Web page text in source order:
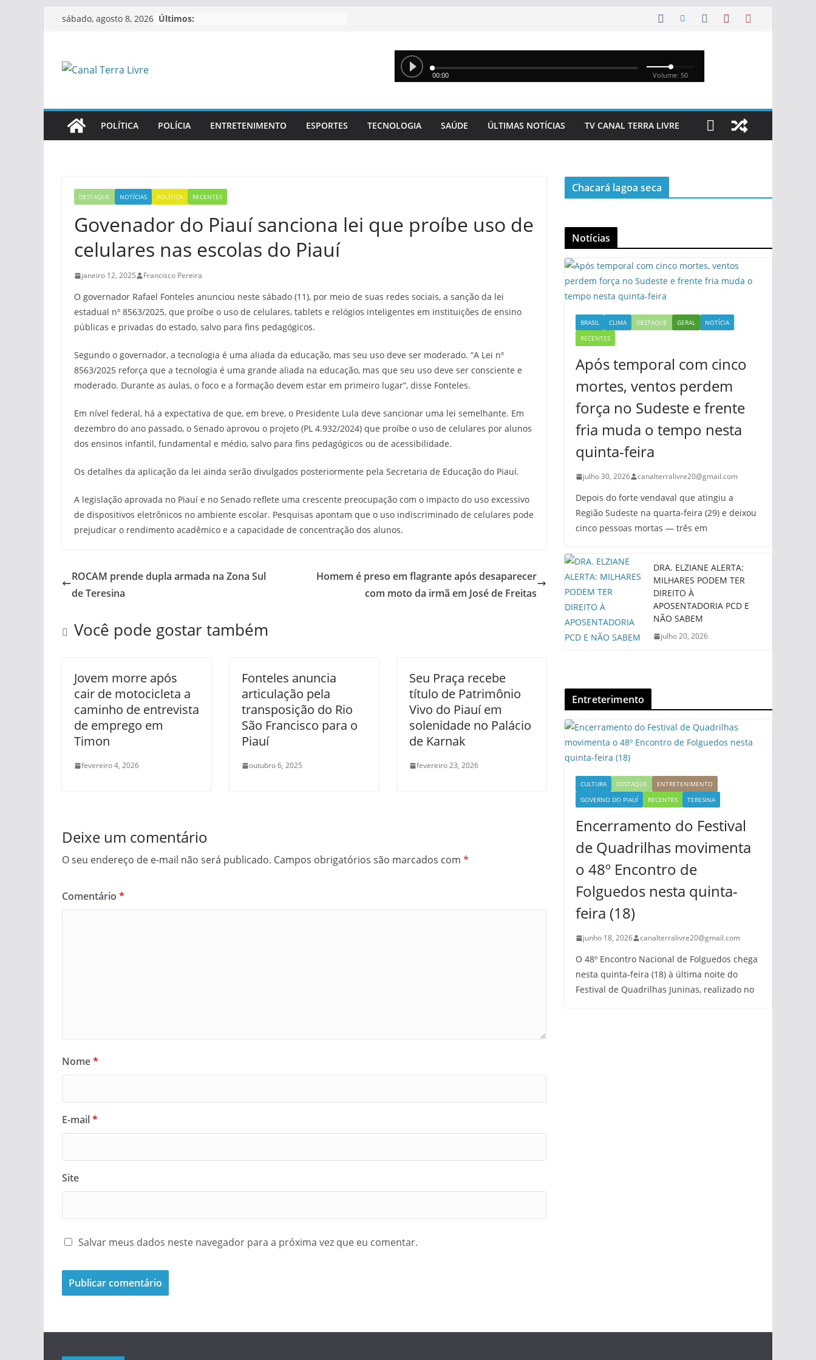
sábado, agosto 8, 2026 Últimos:
POLÍTICA POLÍCIA ENTRETENIMENTO ESPORTES TECNOLOGIA SAÚDE ÚLTIMAS NOTÍCIAS TV CANAL TERRA LIVRE
DESTAQUE NOTÍCIAS POLÍTICA RECENTES
Govenador do Piauí sanciona lei que proíbe uso de
celulares nas escolas do Piauí
janeiro 12, 2025 Francisco Pereira
O governador Rafael Fonteles anunciou neste sábado (11), por meio de suas redes sociais, a sanção da lei
estadual nº 8563/2025, que proíbe o uso de celulares, tablets e relógios inteligentes em instituições de ensino
públicas e privadas do estado, salvo para fins pedagógicos.
Segundo o governador, a tecnologia é uma aliada da educação, mas seu uso deve ser moderado. “A Lei nº
8563/2025 reforça que a tecnologia é uma grande aliada na educação, mas que seu uso deve ser consciente e
moderado. Durante as aulas, o foco e a formação devem estar em primeiro lugar”, disse Fonteles.
Em nível federal, há a expectativa de que, em breve, o Presidente Lula deve sancionar uma lei semelhante. Em
dezembro do ano passado, o Senado aprovou o projeto (PL 4.932/2024) que proíbe o uso de celulares por alunos
dos ensinos infantil, fundamental e médio, salvo para fins pedagógicos ou de acessibilidade.
Os detalhes da aplicação da lei ainda serão divulgados posteriormente pela Secretaria de Educação do Piauí.
A legislação aprovada no Piauí e no Senado reflete uma crescente preocupação com o impacto do uso excessivo
de dispositivos eletrônicos no ambiente escolar. Pesquisas apontam que o uso indiscriminado de celulares pode
prejudicar o rendimento acadêmico e a capacidade de concentração dos alunos.
ROCAM prende dupla armada na Zona Sul
de Teresina
Homem é preso em flagrante após desaparecer
com moto da irmã em José de Freitas
Você pode gostar também
Jovem morre após
cair de motocicleta a
caminho de entrevista
de emprego em
Timon
fevereiro 4, 2026
Fonteles anuncia
articulação pela
transposição do Rio
São Francisco para o
Piauí
outubro 6, 2025
Seu Praça recebe
título de Patrimônio
Vivo do Piauí em
solenidade no Palácio
de Karnak
fevereiro 23, 2026
Deixe um comentário
O seu endereço de e-mail não será publicado. Campos obrigatórios são marcados com *
Comentário *
Nome*
E-mail*
Site
Salvar meus dados neste navegador para a próxima vez que eu comentar.
Chacará lagoa seca
Notícias
BRASIL CLIMA DESTAQUE GERAL
NOTÍCIA
RECENTES
Após temporal com cinco
mortes, ventos perdem
força no Sudeste e frente
fria muda o tempo nesta
quinta-feira
julho 30, 2026 canalterralivre20@gmail.com
Depois do forte vendaval que atingiu a
Região Sudeste na quarta-feira (29) e deixou
cinco pessoas mortas — três em
DRA. ELZIANE ALERTA:
MILHARES PODEM TER
DIREITO À
APOSENTADORIA PCD E
NÃO SABEM
julho 20, 2026
Entreterimento
CULTURA DESTAQUE
ENTRETENIMENTO
GOVERNO DO PIAUÍ
RECENTES TERESINA
Encerramento do Festival
de Quadrilhas movimenta
o 48º Encontro de
Folguedos nesta quinta-
feira (18)
junho 18, 2026 canalterralivre20@gmail.com
O 48º Encontro Nacional de Folguedos chega
nesta quinta-feira (18) à última noite do
Festival de Quadrilhas Juninas, realizado no